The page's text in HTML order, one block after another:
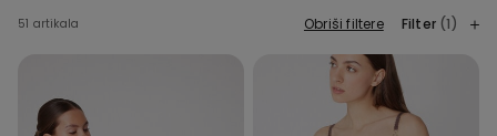
51 artikala Obriši filtere Filter (1)